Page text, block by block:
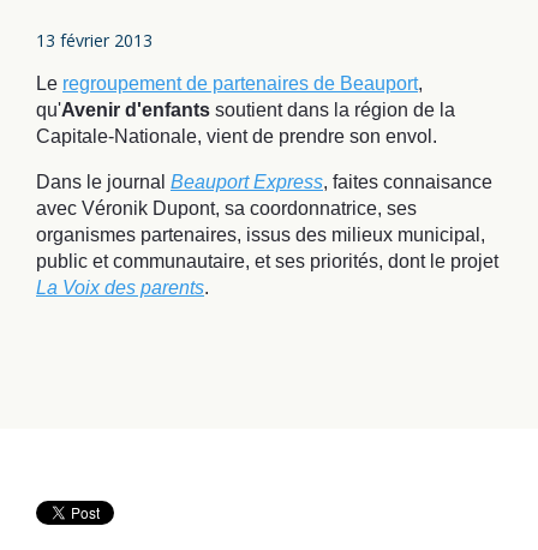
13 février 2013
Le regroupement de partenaires de Beauport,
qu'Avenir d'enfants soutient dans la région de la
Capitale-Nationale, vient de prendre son envol.
Dans le journal Beauport Express, faites connaisance
avec Véronik Dupont, sa coordonnatrice, ses
organismes partenaires, issus des milieux municipal,
public et communautaire, et ses priorités, dont le projet
La Voix des parents.